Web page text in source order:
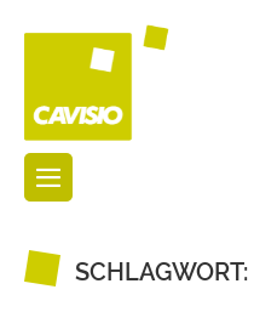
SCHLAGWORT: